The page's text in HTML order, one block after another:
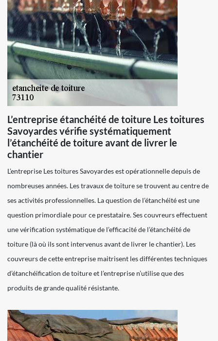
L’entreprise étanchéité de toiture Les toitures
Savoyardes vérifie systématiquement
l’étanchéité de toiture avant de livrer le
chantier
L’entreprise Les toitures Savoyardes est opérationnelle depuis de
nombreuses années. Les travaux de toiture se trouvent au centre de
ses activités professionnelles. La question de l’étanchéité est une
question primordiale pour ce prestataire. Ses couvreurs effectuent
une vérification systématique de l’efficacité de l’étanchéité de
toiture (là où ils sont intervenus avant de livrer le chantier). Les
couvreurs de cette entreprise maitrisent les différentes techniques
d’étanchéification de toiture et l’entreprise n’utilise que des
produits de grande qualité résistante.